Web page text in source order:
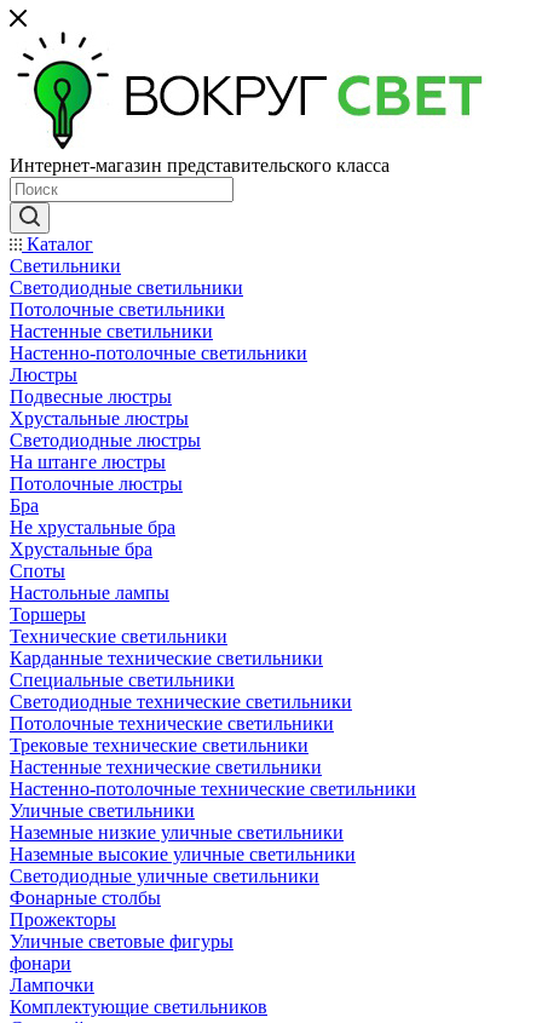
Интернет-магазин представительского класса
Каталог
Светильники
Светодиодные светильники
Потолочные светильники
Настенные светильники
Настенно-потолочные светильники
Люстры
Подвесные люстры
Хрустальные люстры
Светодиодные люстры
На штанге люстры
Потолочные люстры
Бра
Не хрустальные бра
Хрустальные бра
Споты
Настольные лампы
Торшеры
Технические светильники
Карданные технические светильники
Специальные светильники
Светодиодные технические светильники
Потолочные технические светильники
Трековые технические светильники
Настенные технические светильники
Настенно-потолочные технические светильники
Уличные светильники
Наземные низкие уличные светильники
Наземные высокие уличные светильники
Светодиодные уличные светильники
Фонарные столбы
Прожекторы
Уличные световые фигуры
фонари
Лампочки
Комплектующие светильников